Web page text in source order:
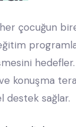
çocuğun
konuşma
destek sağlar.